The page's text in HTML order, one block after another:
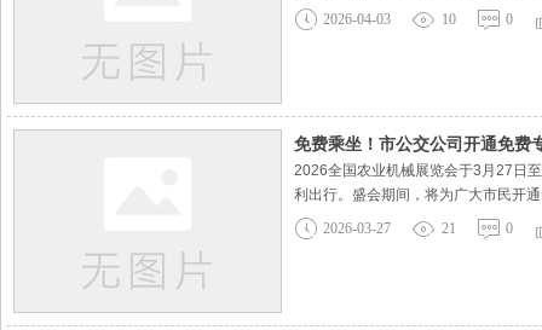
缩短候车时间。严把安全关，全面排
统、轮胎气压、转向系统、电
2026-04-03 10 0
免费乘坐！市公交公司开通免费
2026全国农业机械展览会于3月27日
利出行。盛会期间，将为广大市民开
力保障盛会成功举办。市公交公司将
出行服务为盛会的举办助力添彩。
2026-03-27 21 0